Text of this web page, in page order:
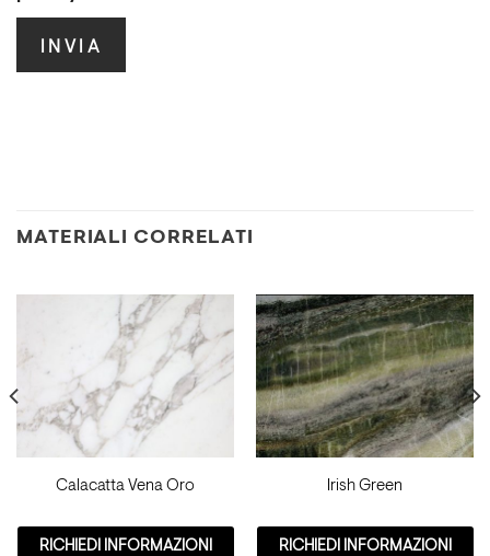
MATERIALI CORRELATI
Calacatta Vena Oro
RICHIEDI INFORMAZIONI
Irish Green
RICHIEDI INFORMAZIONI